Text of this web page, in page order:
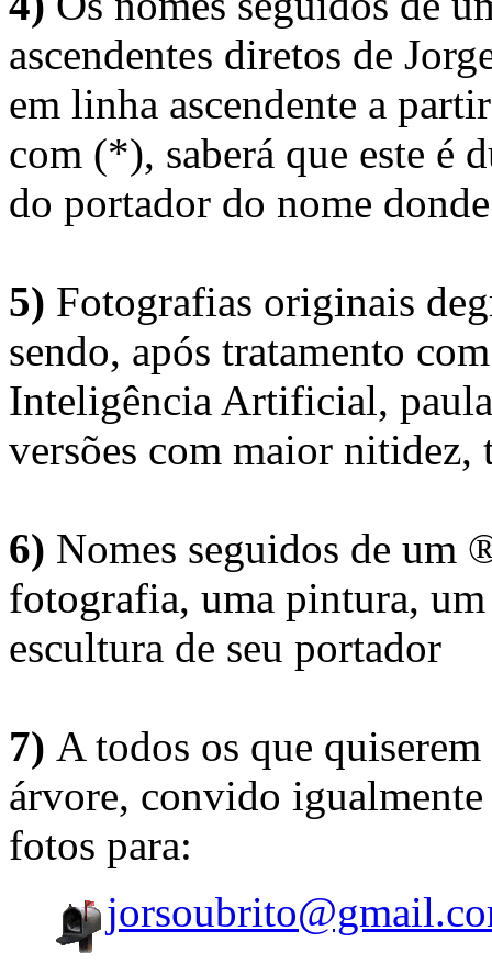
ascendentes diretos de
em linha ascendente a
com (*), saberá que este é
do portador do nome
5) Fotografias originais
sendo, após tratamento
Inteligência Artificial,
versões com maior nitidez,
6) Nomes seguidos de um
fotografia, uma pintura,
escultura de seu portador
7) A todos os que
árvore, convido
fotos para: